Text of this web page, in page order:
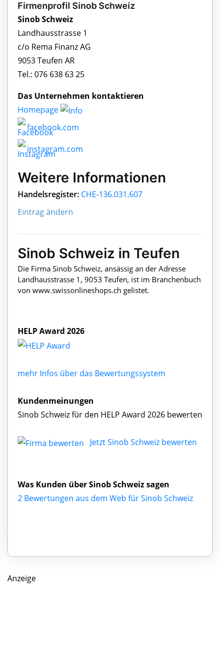
Firmenprofil Sinob Schweiz
Sinob Schweiz
Landhausstrasse 1
c/o Rema Finanz AG
9053 Teufen AR
Tel.: 076 638 63 25
Das Unternehmen kontaktieren
Homepage
facebook.com
instagram.com
Weitere Informationen
Handelsregister: CHE-136.031.607
Eintrag ändern
Sinob Schweiz in Teufen
Die Firma Sinob Schweiz, ansässig an der Adresse
Landhausstrasse 1, 9053 Teufen, ist im Branchenbuch
von www.swissonlineshops.ch gelistet.
HELP Award 2026
mehr Infos über das Bewertungssystem
Kundenmeinungen
Sinob Schweiz für den HELP Award 2026 bewerten
Jetzt Sinob Schweiz bewerten
Was Kunden über Sinob Schweiz sagen
2 Bewertungen aus dem Web für Sinob Schweiz
Anzeige